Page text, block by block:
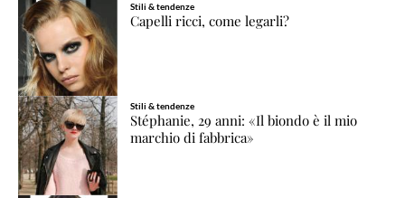
Stili & tendenze
Capelli ricci, come legarli?
Stili & tendenze
Stéphanie, 29 anni: «Il biondo è il mio
marchio di fabbrica»